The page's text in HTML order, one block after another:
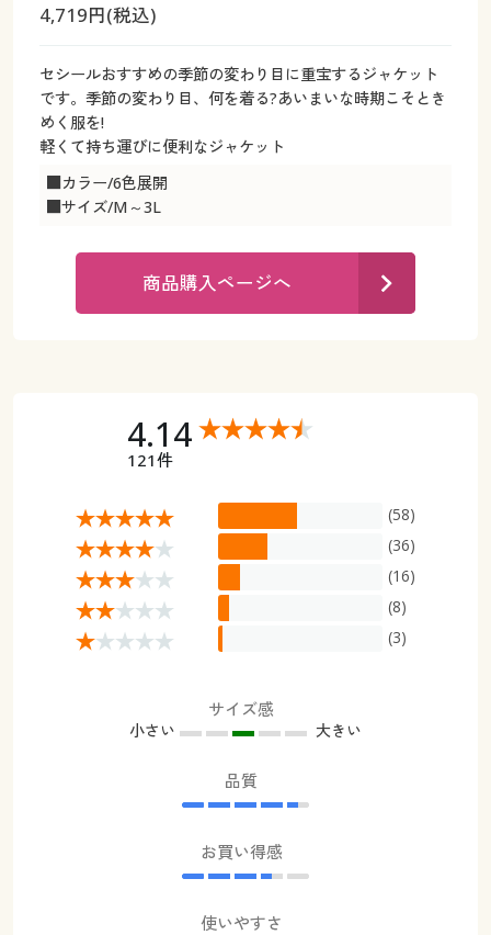
大きいサイズ メンズ
大きいサイズ 事務・制服
カタログ
カタログ・チラシからのご注文
デジタルカタログ
カタログ無料プレゼント
会員メニュー
ご利用ガイド
よくある質問とお問い合わせ
大きいサイズ 事務・制服
カタログ無料プレゼント
会員メニュー
ご利用ガイド
よくある質問とお問い合わせ
4,719円(税込)
セシールおすすめの季節の変わり目に重宝するジャケット
です。季節の変わり目、何を着る?あいまいな時期こそとき
めく服を!
軽くて持ち運びに便利なジャケット
■カラー/6色展開
■サイズ/M～3L
商品購入ページへ
4.14
121件
(58)
(36)
(16)
(8)
(3)
サイズ感
小さい 大きい
品質
お買い得感
使いやすさ